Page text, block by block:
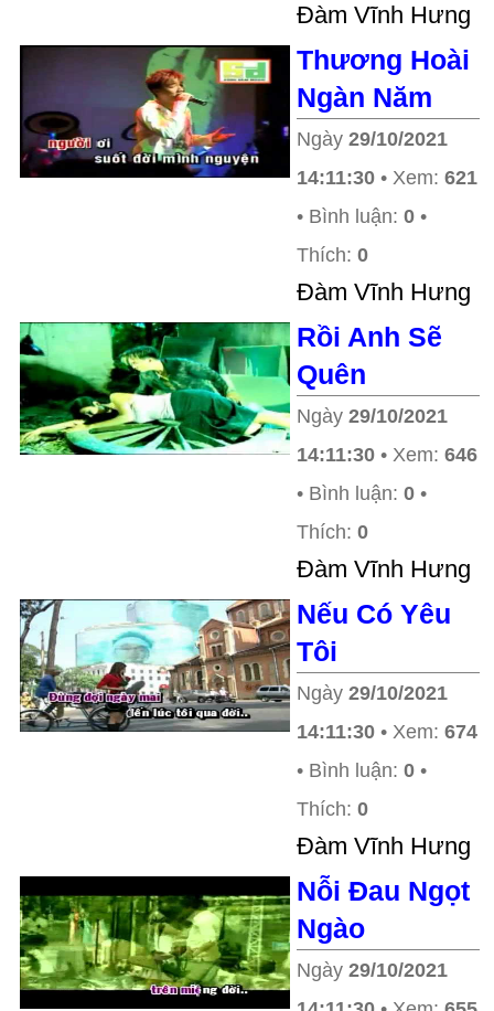
Ðàm Vĩnh Hưng
Thương Hoài
Ngàn Năm
Ngày 29/10/2021
14:11:30 • Xem: 621
• Bình luận: 0 •
Thích: 0
Ðàm Vĩnh Hưng
Rồi Anh Sẽ
Quên
Ngày 29/10/2021
14:11:30 • Xem: 646
• Bình luận: 0 •
Thích: 0
Ðàm Vĩnh Hưng
Nếu Có Yêu
Tôi
Ngày 29/10/2021
14:11:30 • Xem: 674
• Bình luận: 0 •
Thích: 0
Ðàm Vĩnh Hưng
Nỗi Đau Ngọt
Ngào
Ngày 29/10/2021